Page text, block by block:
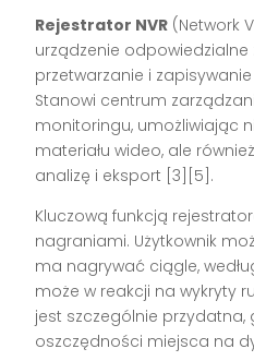
Rejestrator NVR (Network
urządzenie odpowiedzialne
przetwarzanie i
Stanowi centrum
monitoringu, umożliwiając
materiału wideo, ale
analizę i eksport [3][5].
Kluczową funkcją
nagraniami. Użytkownik
ma nagrywać ciągle,
może w reakcji na wykryty
jest szczególnie przydatna,
oszczędności miejsca na